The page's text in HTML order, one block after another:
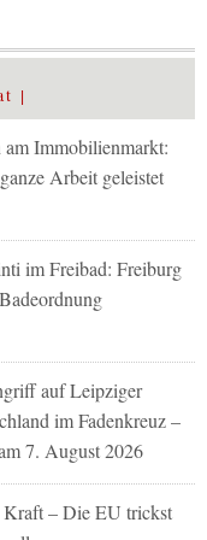
Immobilienmarkt:
Arbeit geleistet
im Freibad: Freiburg
auf Leipziger
im Fadenkreuz –
7. August 2026
– Die EU trickst